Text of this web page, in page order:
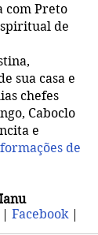
com Preto
de
sua casa e
chefes
Caboclo
e
de
| Facebook |